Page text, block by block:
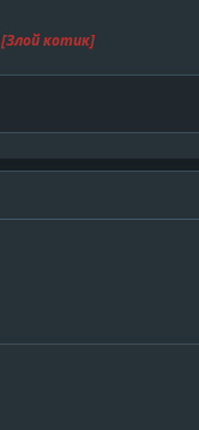
[Злой котик]